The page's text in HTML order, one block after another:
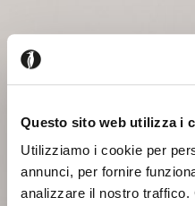
Questo sito web utilizza i
Utilizziamo i cookie per
annunci, per fornire
analizzare il nostro traffico.